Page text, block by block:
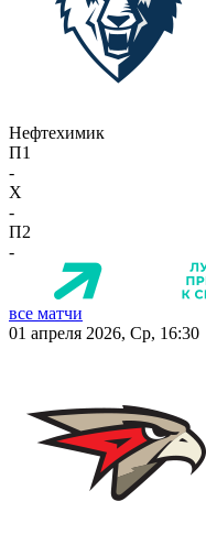
Нефтехимик
П1
-
X
-
П2
-
все матчи
01 апреля 2026, Ср, 16:30